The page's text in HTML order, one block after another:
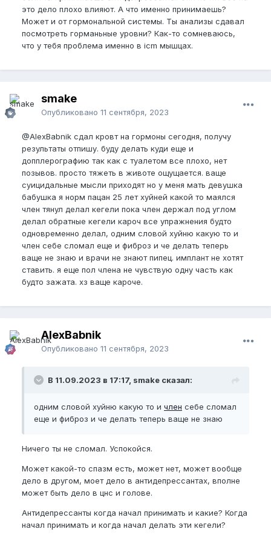
это дело плохо влияют. А что именно принимаешь?
Может и от гормональной системы. Ты анализы сдавал
посмотреть горманьные уровни? Как-то сомневаюсь,
что у тебя проблема именно в icm мышцах.
smake
Опубликовано 11 сентября, 2023
@AlexBabnik сдал кровт на гормоны сегодня, получу
результаты отпишу. буду делать куди еще и
допплерографию так как с туалетом все плохо, нет
позывов. просто тяжеть в животе ощущается. ваще
суицидальные мысли приходят но у меня мать девушка
бабушка я норм пацан 25 лет хуйней какой то маялся
член тянул делал кегели пока член держал под углом
делал обратные кегели кароч все упражнения будто
одновременно делал, одним словой хуйню какую то и
член себе сломал еще и фиброз и че делать теперь
ваще не знаю и врачи не знают пипец. имплант не хотят
ставить. я еще пол члена не чувствую одну часть как
будто зажата. хз ваще кароче.
AlexBabnik
Опубликовано 11 сентября, 2023
В 11.09.2023 в 17:17, smake сказал:
одним словой хуйню какую то и член себе сломал
еще и фиброз и че делать теперь ваще не знаю
Ничего ты не сломал. Успокойся.
Может какой-то спазм есть, может нет, может вообще
дело в другом, моет дело в антидепрессантах, вполне
может быть дело в цнс и голове.
Антидепрессанты когда начал принимать и какие? Когда
начал принимать и когда начал делать эти кегели?